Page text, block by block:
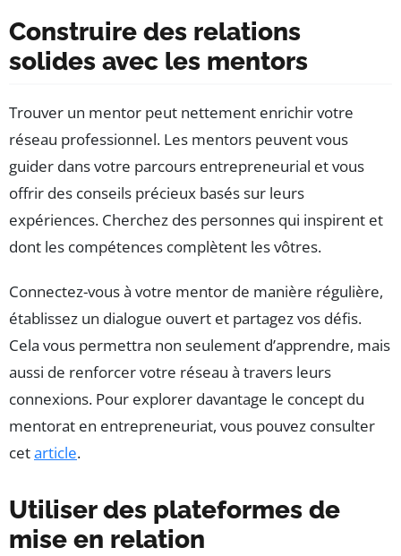
Construire des relations
solides avec les mentors
Trouver un mentor peut nettement enrichir votre
réseau professionnel. Les mentors peuvent vous
guider dans votre parcours entrepreneurial et vous
offrir des conseils précieux basés sur leurs
expériences. Cherchez des personnes qui inspirent et
dont les compétences complètent les vôtres.
Connectez-vous à votre mentor de manière régulière,
établissez un dialogue ouvert et partagez vos défis.
Cela vous permettra non seulement d’apprendre, mais
aussi de renforcer votre réseau à travers leurs
connexions. Pour explorer davantage le concept du
mentorat en entrepreneuriat, vous pouvez consulter
cetarticle.
Utiliser des plateformes de
mise en relation